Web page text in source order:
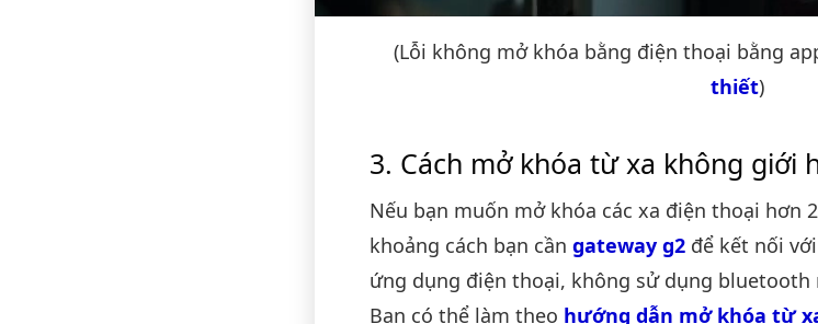
(Lỗi không mở khóa bằng điện thoại bằng
thiết)
Cách mở khóa từ xa không giới
Nếu bạn muốn mở khóa các xa điện thoại hơn
khoảng cách bạn cần gateway g2 để kết nối
ứng dụng điện thoại, không sử dụng
Bạn có thể làm theo hướng dẫn mở khóa từ